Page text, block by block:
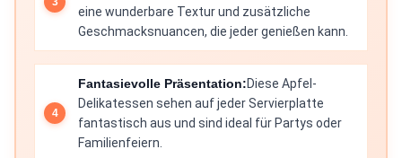
eine wunderbare Textur und zusätzliche
Geschmacksnuancen, die jeder genießen kann.
Fantasievolle Präsentation:Diese Apfel-
Delikatessen sehen auf jeder Servierplatte
fantastisch aus und sind ideal für Partys oder
Familienfeiern.